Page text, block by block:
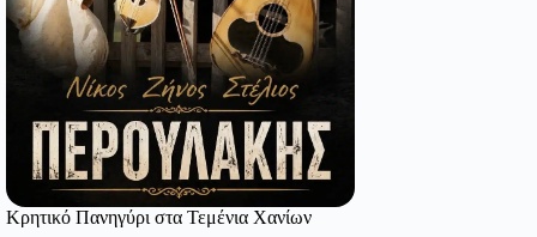
Κρητικό Πανηγύρι στα Τεμένια Χανίων